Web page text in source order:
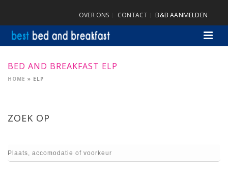
OVER ONS CONTACT B&B AANMELDEN
BED AND BREAKFAST ELP
HOME » ELP
ZOEK OP